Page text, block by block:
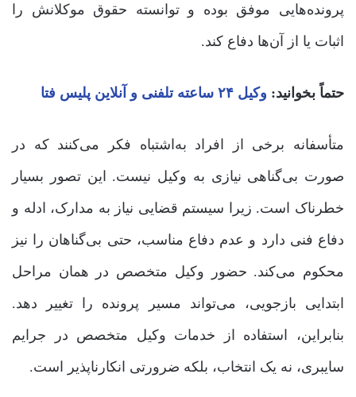
پرونده‌هایی موفق بوده و توانسته حقوق موکلانش را
اثبات یا از آن‌ها دفاع کند.
حتماً بخوانید: وکیل ۲۴ ساعته تلفنی و آنلاین پلیس فتا
متأسفانه برخی از افراد به‌اشتباه فکر می‌کنند که در
صورت بی‌گناهی نیازی به وکیل نیست. این تصور بسیار
خطرناک است. زیرا سیستم قضایی نیاز به مدارک، ادله و
دفاع فنی دارد و عدم دفاع مناسب، حتی بی‌گناهان را نیز
محکوم می‌کند. حضور وکیل متخصص در همان مراحل
ابتدایی بازجویی، می‌تواند مسیر پرونده را تغییر دهد.
بنابراین، استفاده از خدمات وکیل متخصص در جرایم
سایبری، نه یک انتخاب، بلکه ضرورتی انکارناپذیر است.